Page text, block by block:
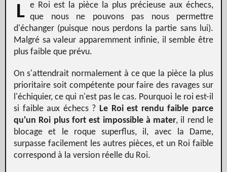
L e Roi est la pièce la plus précieuse aux échecs,
que nous ne pouvons pas nous permettre
d'échanger (puisque nous perdons la partie sans lui).
Malgré sa valeur apparemment infinie, il semble être
plus faible que prévu.
On s'attendrait normalement à ce que la pièce la plus
prioritaire soit compétente pour faire des ravages sur
l'échiquier, ce qui n'est pas le cas. Pourquoi le roi est-il
si faible aux échecs ? Le Roi est rendu faible parce
qu'un Roi plus fort est impossible à mater, il rend le
blocage et le roque superflus, il, avec la Dame,
surpasse facilement les autres pièces, et un Roi faible
correspond à la version réelle du Roi.